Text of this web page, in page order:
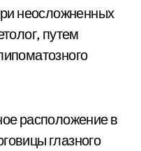
неосложненных
путем
расположение в
глазного